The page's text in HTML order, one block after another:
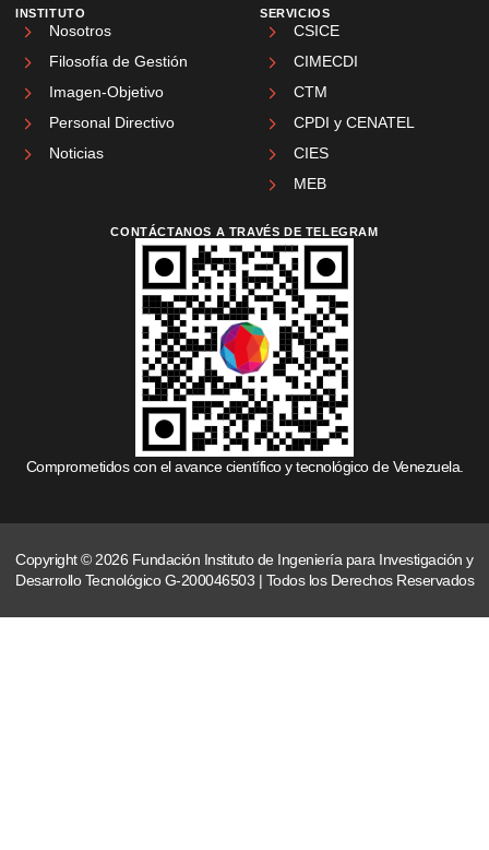
INSTITUTO
Nosotros
Filosofía de Gestión
Imagen-Objetivo
Personal Directivo
Noticias
SERVICIOS
CSICE
CIMECDI
CTM
CPDI y CENATEL
CIES
MEB
CONTÁCTANOS A TRAVÉS DE TELEGRAM
Comprometidos con el avance científico y tecnológico de Venezuela.
Copyright © 2026 Fundación Instituto de Ingeniería para Investigación y
Desarrollo Tecnológico G-200046503 | Todos los Derechos Reservados